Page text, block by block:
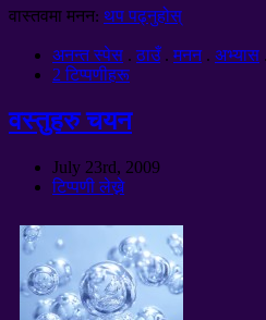
वास्तवमा मनन: थप पढ्नुहोस्
अनन्त स्पेस . ठाउँ. मनन. अभ्यास .
2 टिप्पणीहरू
वस्तुहरु चयन
July 23rd, 2009
टिप्पणी लेख्ने